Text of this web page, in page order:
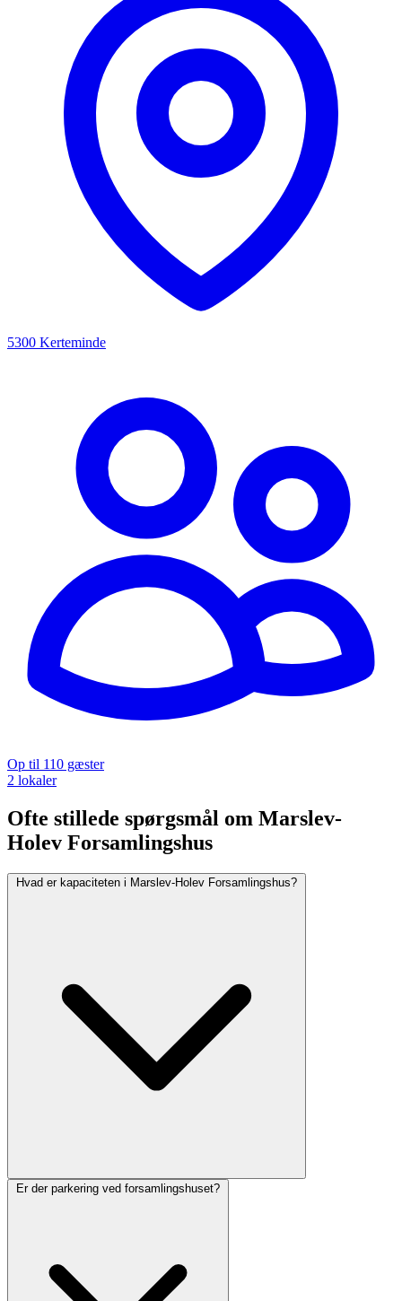
5300 Kerteminde
Op til 110 gæster
2 lokaler
Ofte stillede spørgsmål om Marslev-
Holev Forsamlingshus
Hvad er kapaciteten i Marslev-Holev Forsamlingshus?
Er der parkering ved forsamlingshuset?